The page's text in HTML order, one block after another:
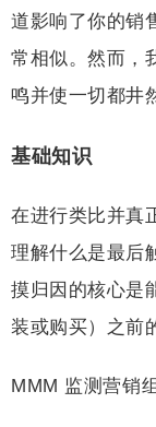
道影响了你的销
常相似。然而，
鸣并使一切都井
基础知识
在进行类比并真
理解什么是最后
摸归因的核心是
装或购买）之前
MMM 监测营销